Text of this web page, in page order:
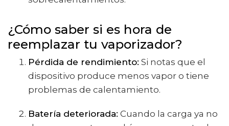
¿Cómo saber si es hora de
reemplazar tu vaporizador?
Pérdida de rendimiento: Si notas que el
dispositivo produce menos vapor o tiene
problemas de calentamiento.
Batería deteriorada: Cuando la carga ya no